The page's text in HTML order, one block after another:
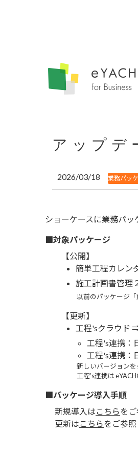
アップデ
2026/03/18 業務パッ
ショーケースに業務パ
■対象パッケージ
【公開】
簡単工程カレン
施工計画書管理
以前のパッケージ
【更新】
工程'sクラウド
工程's連携：
工程's連携：
新しいバージョン
工程’s連携は
■パッケージ導入手順
新規導入は こちらをご
更新は こちらをご参照